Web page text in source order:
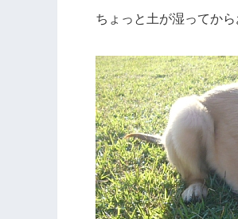
ちょっと土が湿ってか